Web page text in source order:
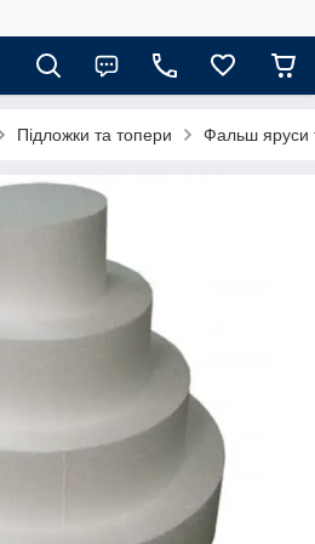
Підложки та топери Фальш яруси